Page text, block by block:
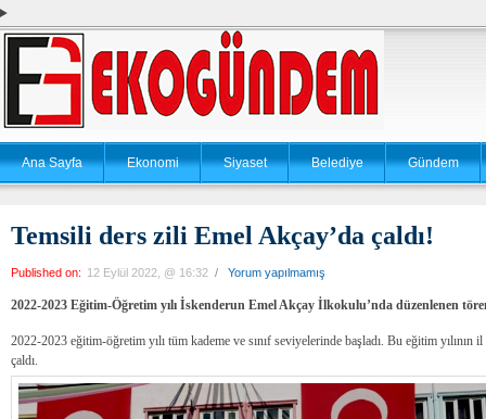
Ana Sayfa Ekonomi Siyaset Belediye Gündem
Temsili ders zili Emel Akçay’da çaldı!
Published on: 12 Eylül 2022, @ 16:32 / Yorum yapılmamış
2022-2023 Eğitim-Öğretim yılı İskenderun Emel Akçay İlkokulu’nda düzenlenen
2022-2023 eğitim-öğretim yılı tüm kademe ve sınıf seviyelerinde başladı. Bu eğitim
çaldı.